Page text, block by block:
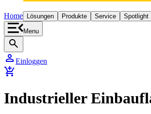
Home Lösungen Produkte Service Spotlight
Menu
search
person Einloggen
add_shopping_cart
Industrieller